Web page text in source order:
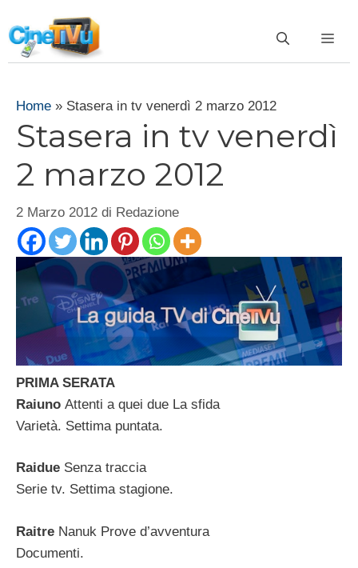
al
contenuto
Home » Stasera in tv venerdì 2 marzo 2012
Stasera in tv venerdì
2 marzo 2012
2 Marzo 2012 di Redazione
PRIMA SERATA
Raiuno Attenti a quei due La sfida
Varietà. Settima puntata.
Raidue Senza traccia
Serie tv. Settima stagione.
Raitre Nanuk Prove d’avventura
Documenti.